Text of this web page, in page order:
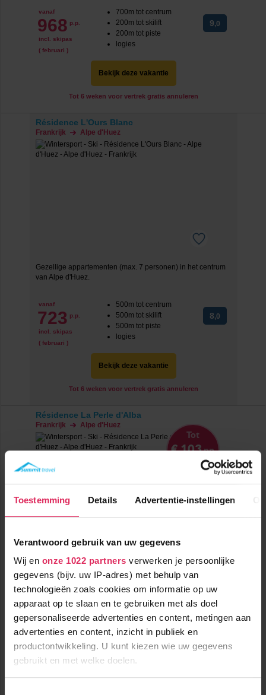
Toestemming Details Advertentie-instellingen
Verantwoord gebruik van uw gegevens
Wij en onze 1022 partners verwerken je persoonlijke
gegevens (bijv. uw IP-adres) met behulp van
technologieën zoals cookies om informatie op uw
apparaat op te slaan en te gebruiken met als doel
gepersonaliseerde advertenties en content, metingen aan
advertenties en content, inzicht in publiek en
productontwikkeling. U kunt kiezen wie uw gegevens
gebruikt en met welke doelen.
vanaf
968 p.p.
incl. skipas
( februari )
700m tot centrum
200m tot skilift
200m tot piste
logies
9,0
Bekijk deze vakantie
Tot 6 weken voor vertrek gratis annuleren
Résidence L'Ours Blanc
Frankrijk Alpe d'Huez
Gezellige appartementen (max. 7 personen) in het centrum
van Alpe d'Huez.
vanaf
723 p.p.
incl. skipas
( februari )
500m tot centrum
500m tot skilift
500m tot piste
logies
8,0
Bekijk deze vakantie
Tot 6 weken voor vertrek gratis annuleren
Résidence La Perle d'Alba
Frankrijk Alpe d'Huez
Tot
€ 103pp
korting
Nieuwe appartementen aan de lift en piste in Alpe d'Huez!
1145 p.p.
( februari )
0m tot skilift
0m tot piste
logies
Bekijk deze vakantie